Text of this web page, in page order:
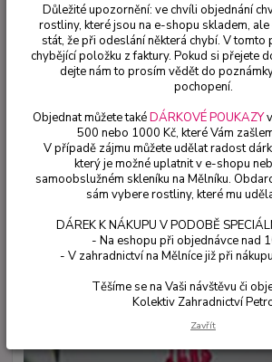
Fuchsie Jollies Orleans - cena za kus v
Jollies Orleans - cena
kusovém balení
Důležité upozornění: ve chvíli objednání
rostliny, které jsou na e-shopu skladem,
stát, že při odeslání některá chybí. V tomto
chybějící položku z faktury. Pokud si přejete
dejte nám to prosím vědět do
pochopení.
Objednat můžete takéDÁRKOVÉ POUKAZY
500 nebo 1000 Kč, které Vám
V případě zájmu můžete udělat radost
který je možné uplatnit v e-shopu
samoobslužném skleníku na Mělníku.
sám vybere rostliny, které mu
DÁREK K NÁKUPU V PODOBĚ
- Na eshopu při objednávce nad
- V zahradnictví na Mělníce již při
Těšíme se na Vaši návštěvu či
Kolektiv Zahradnictví
Zavřít